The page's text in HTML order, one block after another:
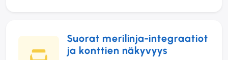
Suorat merilinja-integraatiot
ja konttien näkyvyys